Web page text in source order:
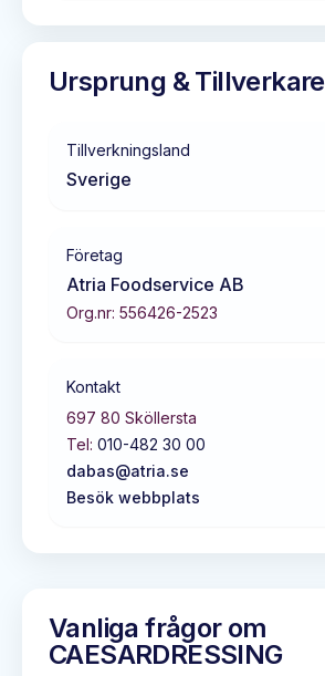
Ursprung & Tillverkare
Tillverkningsland
Sverige
Företag
Atria Foodservice AB
Org.nr: 556426-2523
Kontakt
697 80 Sköllersta
Tel: 010-482 30 00
dabas@atria.se
Besök webbplats
Vanliga frågor om
CAESARDRESSING